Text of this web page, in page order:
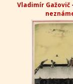
Vladimír Gažovič